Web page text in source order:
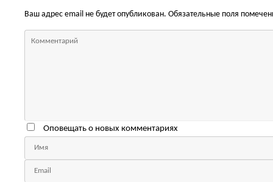
Ваш адрес email не будет опубликован. Обязательные поля
Оповещать о новых комментариях